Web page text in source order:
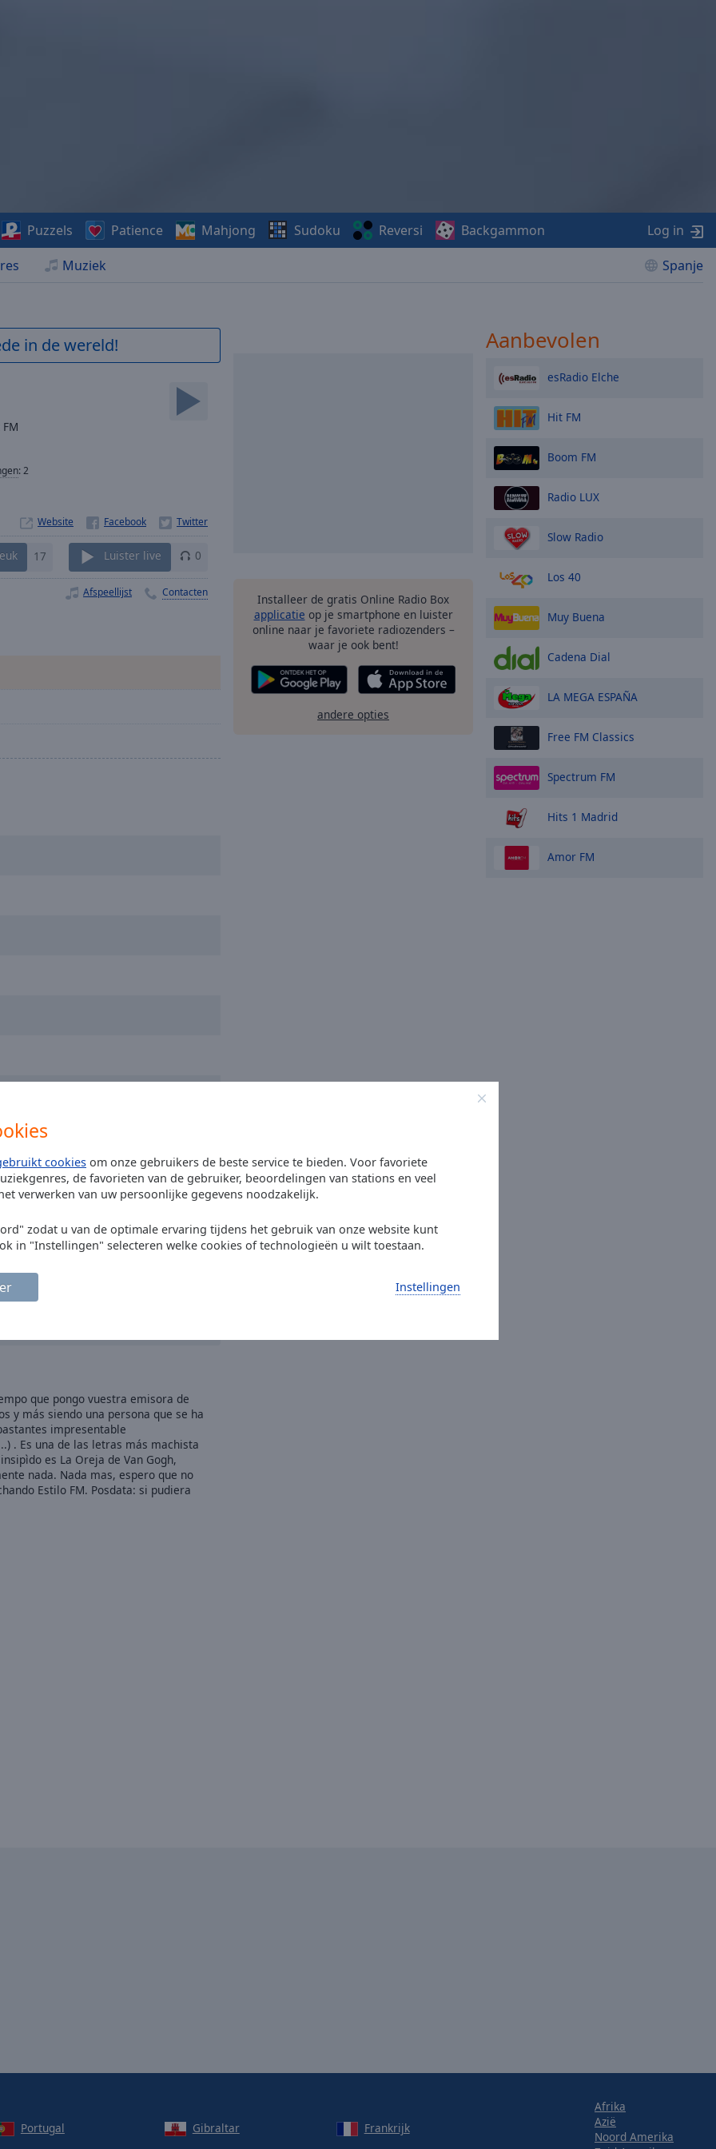
cookies om onze gebruikers de beste service te bieden. Voor favoriete
de favorieten van de gebruiker, beoordelingen van stations en veel
verwerken van uw persoonlijke gegevens noodzakelijk.
zodat u van de optimale ervaring tijdens het gebruik van onze website kunt
in "Instellingen" selecteren welke cookies of technologieën u wilt toestaan.
Instellingen
Muziek Spanje
Puzzels Patience Mahjong Sudoku Reversi Backgammon Log in
in de wereld!
:2
Website
17 Luister live 0
Afspeellijst Contacten
que pongo vuestra emisora de
y más siendo una persona que se ha
impresentable
. Es una de las letras más machista
es La Oreja de Van Gogh,
nada. Nada mas, espero que no
Estilo FM. Posdata: si pudiera
Installeer de gratis Online Radio Box
applicatie op je smartphone en luister
online naar je favoriete radiozenders –
waar je ook bent!
andere opties
Aanbevolen
esRadio Elche
Hit FM
Boom FM
Radio LUX
Slow Radio
Los 40
Muy Buena
Cadena Dial
LA MEGA ESPAÑA
Free FM Classics
Spectrum FM
Hits 1 Madrid
Amor FM
Portugal Gibraltar
Frankrijk
Afrika
Azië
Noord Amerika